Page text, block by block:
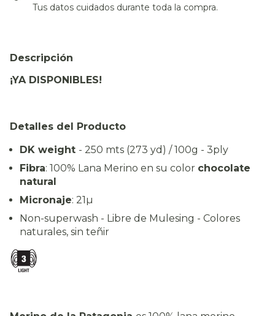
Tus datos cuidados durante toda la compra.
Descripción
¡YA DISPONIBLES!
Detalles del Producto
DK weight - 250 mts (273 yd) / 100g - 3ply
Fibra: 100% Lana Merino en su color chocolate
natural
Micronaje: 21µ
Non-superwash - Libre de Mulesing - Colores
naturales, sin teñir